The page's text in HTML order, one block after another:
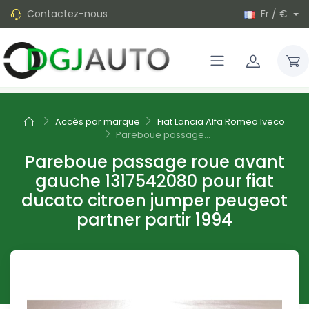
Contactez-nous Fr / €
Accès par marque
Fiat Lancia Alfa Romeo Iveco
Pareboue passage...
Pareboue passage roue avant
gauche 1317542080 pour fiat
ducato citroen jumper peugeot
partner partir 1994